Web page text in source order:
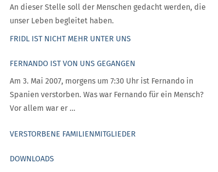
An dieser Stelle soll der Menschen gedacht werden, die
unser Leben begleitet haben.
FRIDL IST NICHT MEHR UNTER UNS
FERNANDO IST VON UNS GEGANGEN
Am 3. Mai 2007, morgens um 7:30 Uhr ist Fernando in
Spanien verstorben. Was war Fernando für ein Mensch?
Vor allem war er ...
VERSTORBENE FAMILIENMITGLIEDER
DOWNLOADS